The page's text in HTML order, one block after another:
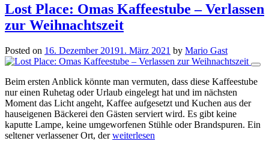
Lost Place: Omas Kaffeestube – Verlassen
zur Weihnachtszeit
Posted on 16. Dezember 20191. März 2021 by Mario Gast
Beim ersten Anblick könnte man vermuten, dass diese Kaffeestube
nur einen Ruhetag oder Urlaub eingelegt hat und im nächsten
Moment das Licht angeht, Kaffee aufgesetzt und Kuchen aus der
hauseigenen Bäckerei den Gästen serviert wird. Es gibt keine
kaputte Lampe, keine umgeworfenen Stühle oder Brandspuren. Ein
seltener verlassener Ort, derweiterlesen